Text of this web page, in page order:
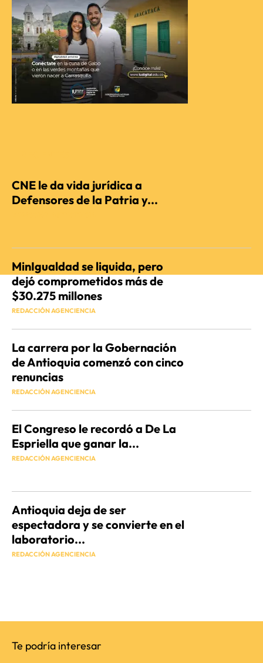
CNE le da vida jurídica a
Defensores de la Patria y...
MinIgualdad se liquida, pero
dejó comprometidos más de
$30.275 millones
REDACCIÓN AGENCIENCIA
La carrera por la Gobernación
de Antioquia comenzó con cinco
renuncias
REDACCIÓN AGENCIENCIA
El Congreso le recordó a De La
Espriella que ganar la...
REDACCIÓN AGENCIENCIA
Antioquia deja de ser
espectadora y se convierte en el
laboratorio...
REDACCIÓN AGENCIENCIA
Te podría interesar